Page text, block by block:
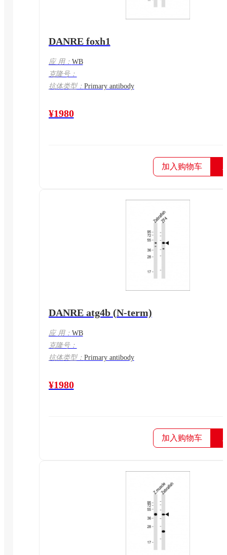
DANRE foxh1
应 用： WB
克隆号：
抗体类型： Primary antibody
¥1980
加入购物车
DANRE atg4b (N-term)
应 用： WB
克隆号：
抗体类型： Primary antibody
¥1980
加入购物车